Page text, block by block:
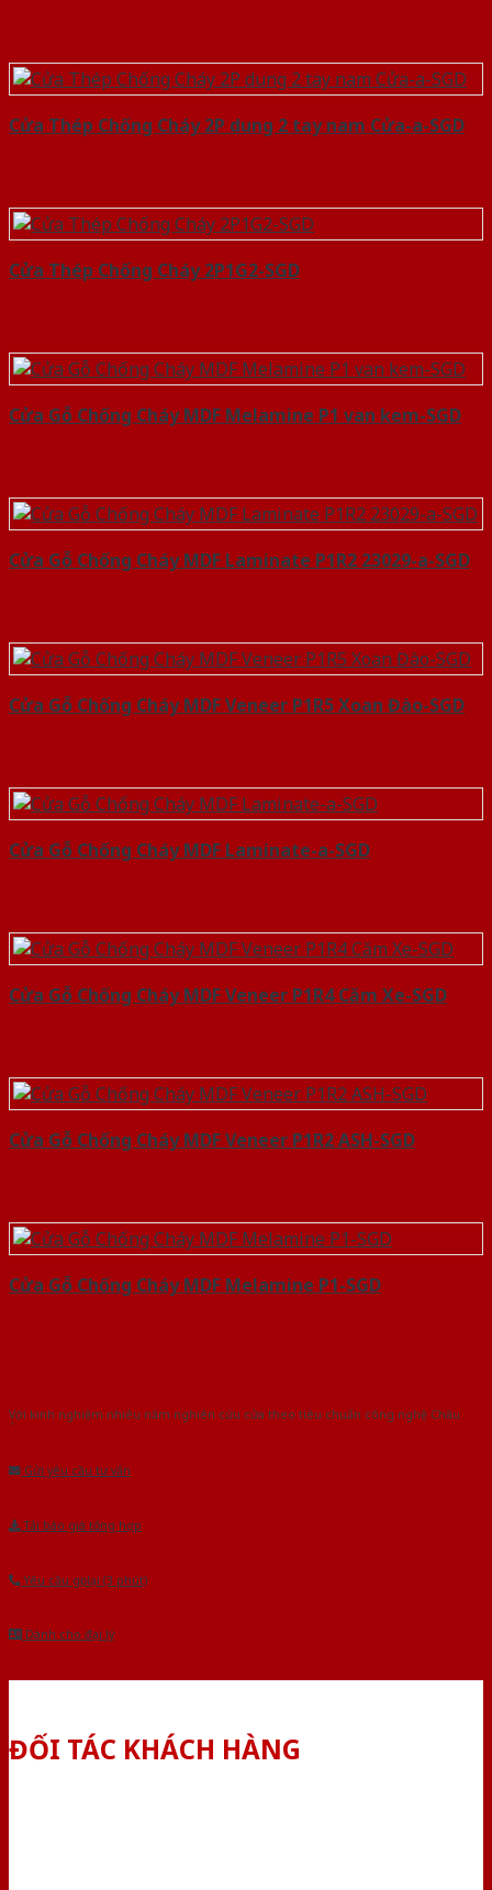
Cửa Thép Chống Cháy 2P dung 2 tay nam Cửa-a-SGD
Cửa Thép Chống Cháy 2P1G2-SGD
Cửa Gỗ Chống Cháy MDF Melamine P1 van kem-SGD
Cửa Gỗ Chống Cháy MDF Laminate P1R2 23029-a-SGD
Cửa Gỗ Chống Cháy MDF Veneer P1R5 Xoan Đào-SGD
Cửa Gỗ Chống Cháy MDF Laminate-a-SGD
Cửa Gỗ Chống Cháy MDF Veneer P1R4 Căm Xe-SGD
Cửa Gỗ Chống Cháy MDF Veneer P1R2 ASH-SGD
Cửa Gỗ Chống Cháy MDF Melamine P1-SGD
Với kinh nghiệm nhiêu năm nghiên cứu cửa theo tiêu chuẩn công nghệ Châu
Gửi yêu cầu tư vấn
Tải báo giá tổng hợp
Yêu cầu gọi lại (3 phút)
Dành cho đại lý
ĐỐI TÁC KHÁCH HÀNG